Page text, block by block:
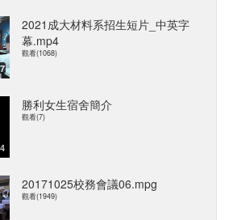
2021成大材料系招生短片_中英字
幕.mp4
觀看(1068)
勝利女生宿舍簡介
觀看(7)
20171025校務會議06.mpg
觀看(1949)